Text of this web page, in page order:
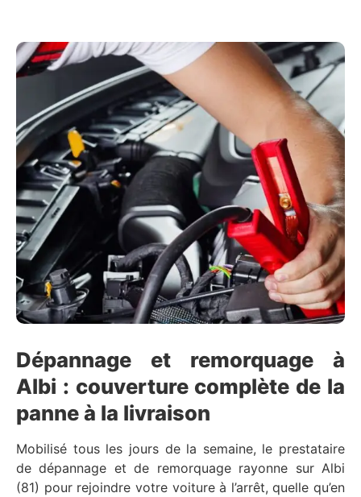
Dépannage et remorquage à
Albi : couverture complète de la
panne à la livraison
Mobilisé tous les jours de la semaine, le prestataire
de dépannage et de remorquage rayonne sur Albi
(81) pour rejoindre votre voiture à l’arrêt, quelle qu’en